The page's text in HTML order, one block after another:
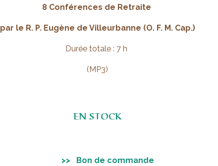
8 Conférences de Retraite
par le R. P. Eugène de Villeurbanne (O. F. M. Cap.)
Durée totale : 7 h
(MP3)
EN STOCK
>> Bon de commande